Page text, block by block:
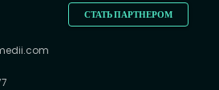
СТАТЬ ПАРТНЕРОМ